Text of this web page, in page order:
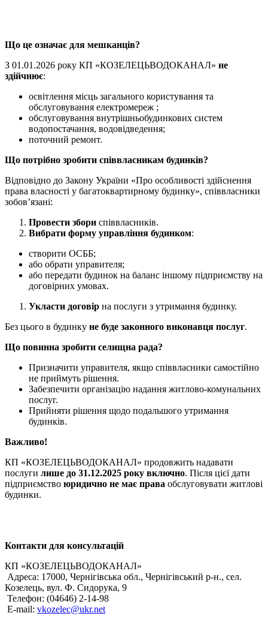
Що це означає для мешканців?
З 01.01.2026 року КП «КОЗЕЛЕЦЬВОДОКАНАЛ» не
здійчнює:
освітлення місць загального користування та
обслуговування електромереж ;
обслуговування внутрішньобудинкових систем
водопостачання, водовідведення;
поточний ремонт.
Що потрібно зробити співвласникам будинків?
Відповідно до Закону України «Про особливості здійснення
права власності у багатоквартирному будинку», співвласники
зобов’язані:
Провести збори співвласників.
Вибрати форму управління будинком:
створити ОСББ;
або обрати управителя;
або передати будинок на баланс іншому підприємству на
договірних умовах.
Укласти договір на послуги з утримання будинку.
Без цього в будинку не буде законного виконавця послуг.
Що повинна зробити селищна рада?
Призначити управителя, якщо співвласники самостійно
не приймуть рішення.
Забезпечити організацію надання житлово-комунальних
послуг.
Прийняти рішення щодо подальшого утримання
будинків.
Важливо!
КП «КОЗЕЛЕЦЬВОДОКАНАЛ» продовжить надавати
послуги лише до 31.12.2025 року включно. Після цієї дати
підприємство юридично не має права обслуговувати житлові
будинки.
Контакти для консультацій
КП «КОЗЕЛЕЦЬВОДОКАНАЛ»
Адреса: 17000, Чернігівська обл., Чернігівський р-н., сел.
Козелець, вул. Ф. Сидорука, 9
Телефон: (04646) 2-14-98
Е-mail: vkozelec@ukr.net